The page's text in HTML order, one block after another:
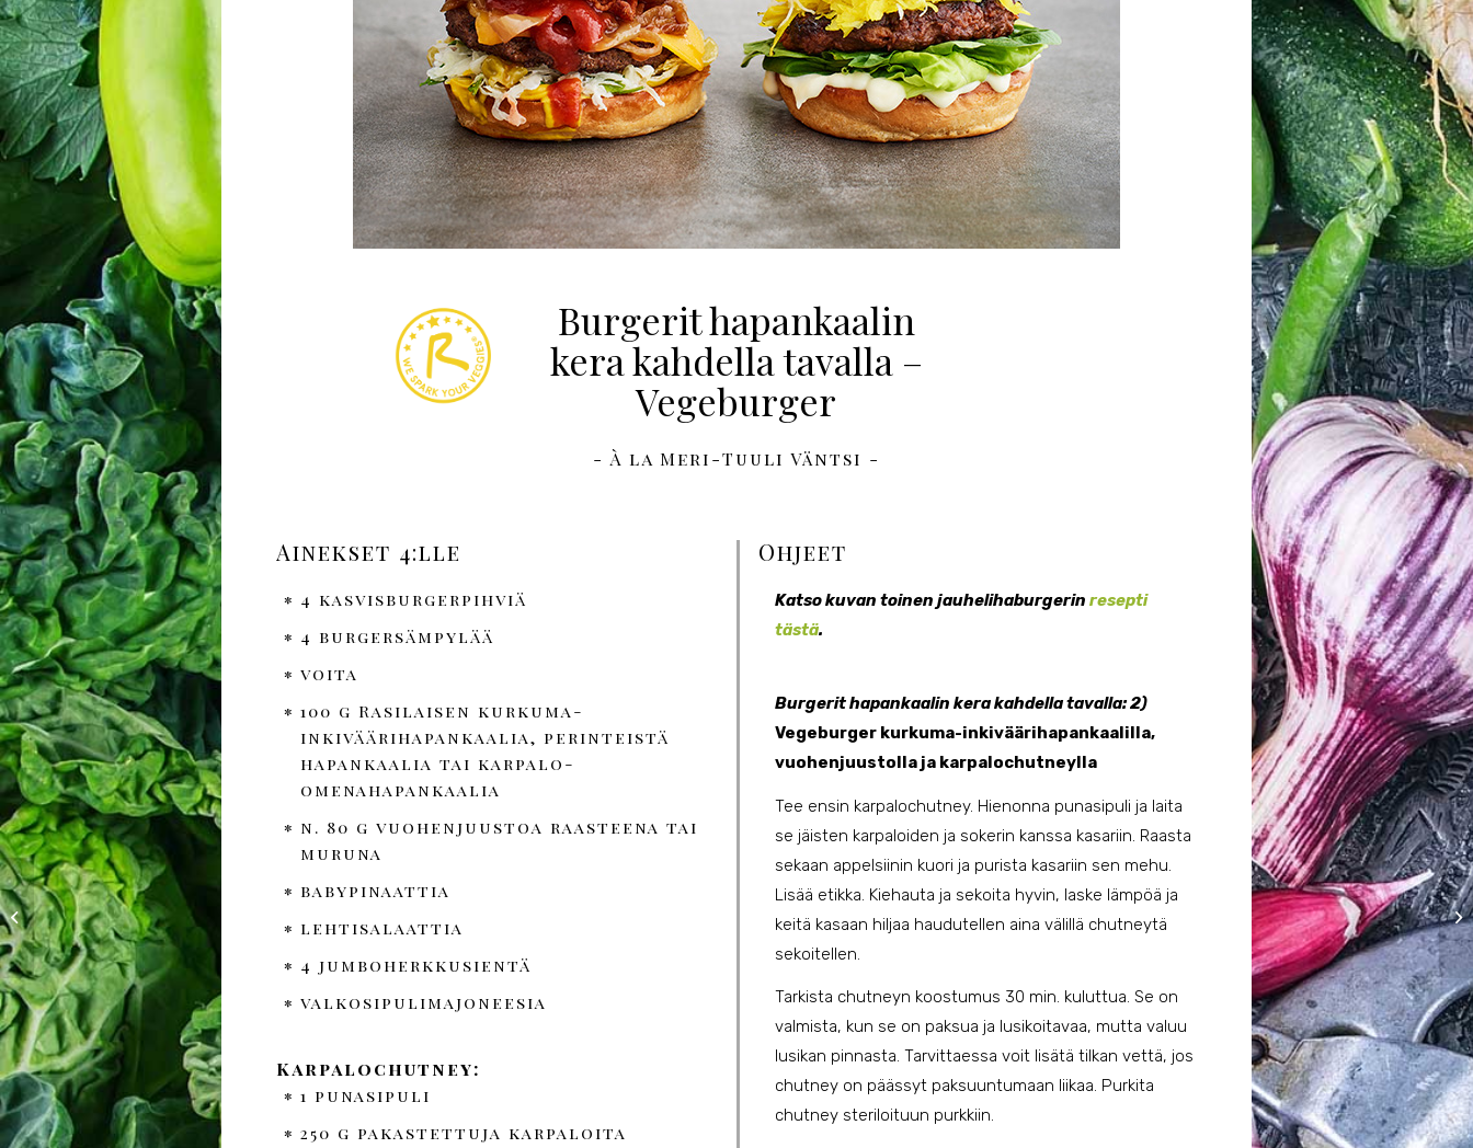
Burgerit hapankaalin
kera kahdella tavalla –
Vegeburger
- À la Meri-Tuuli Väntsi -
Ainekset 4:lle
4 kasvisburgerpihviä
4 burgersämpylää
voita
100 g Rasilaisen kurkuma-
inkiväärihapankaalia, perinteistä
hapankaalia tai karpalo-
omenahapankaalia
n. 80 g vuohenjuustoa raasteena tai
muruna
babypinaattia
lehtisalaattia
4 jumboherkkusientä
valkosipulimajoneesia
Karpalochutney:
1 punasipuli
250 g pakastettuja karpaloita
Ohjeet
Katso kuvan toinen jauhelihaburgerin resepti
tästä.
Burgerit hapankaalin kera kahdella tavalla: 2)
Vegeburger kurkuma-inkiväärihapankaalilla,
vuohenjuustolla ja karpalochutneylla
Tee ensin karpalochutney. Hienonna punasipuli ja laita
se jäisten karpaloiden ja sokerin kanssa kasariin. Raasta
sekaan appelsiinin kuori ja purista kasariin sen mehu.
Lisää etikka. Kiehauta ja sekoita hyvin, laske lämpöä ja
keitä kasaan hiljaa haudutellen aina välillä chutneytä
sekoitellen.
Tarkista chutneyn koostumus 30 min. kuluttua. Se on
valmista, kun se on paksua ja lusikoitavaa, mutta valuu
lusikan pinnasta. Tarvittaessa voit lisätä tilkan vettä, jos
chutney on päässyt paksuuntumaan liikaa. Purkita
chutney steriloituun purkkiin.
Punajuurinen
syyssalaatti
Hapiskimchillä